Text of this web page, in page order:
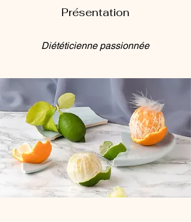
Présentation
Diététicienne passionnée